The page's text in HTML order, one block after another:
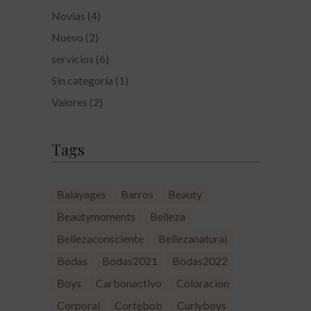
Novias (4)
Nuevo (2)
servicios (6)
Sin categoría (1)
Valores (2)
Tags
Balayages Barros
Beauty
Beautymoments
Belleza
Bellezaconsciente
Bellezanatural
Bodas
Bodas2021
Bodas2022
Boys
Carbonactivo
Coloracion
Corporal
Cortebob Curlyboys